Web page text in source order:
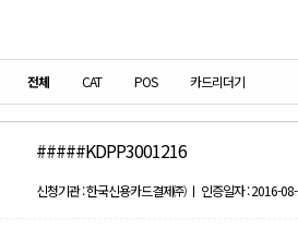
전체 CAT POS 카드리더기
#####KDPP3001216
신청기관 : 한국신용카드결제㈜ ㅣ 인증일자 : 2016-